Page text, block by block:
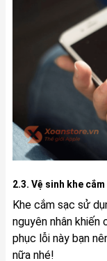
2.3. Vệ sinh khe
Khe cắm sạc sử
nguyên nhân khiến
phục lỗi này bạn
nữa nhé!